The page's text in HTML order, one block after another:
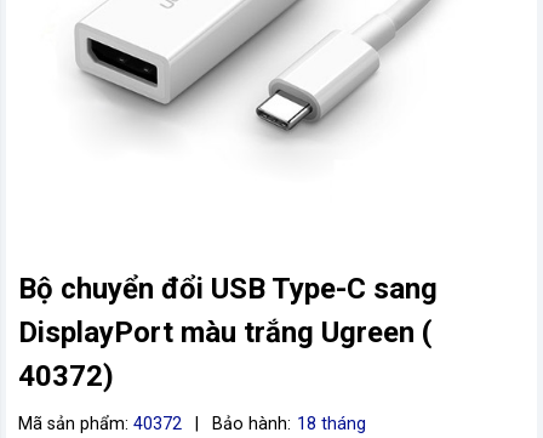
Bộ chuyển đổi USB Type-C sang
DisplayPort màu trắng Ugreen (
40372)
Mã sản phẩm: 40372 Bảo hành: 18 tháng